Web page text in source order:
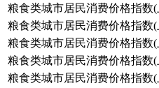
粮食类城市居民消费价格指数
粮食类城市居民消费价格指数
粮食类城市居民消费价格指数(
粮食类城市居民消费价格指数
粮食类城市居民消费价格指数